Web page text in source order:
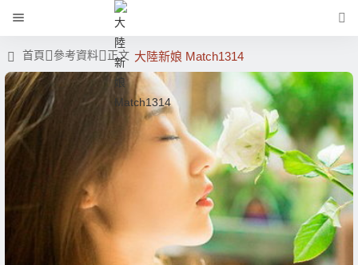
大陸新娘 Match1314
首頁 參考資料 正文